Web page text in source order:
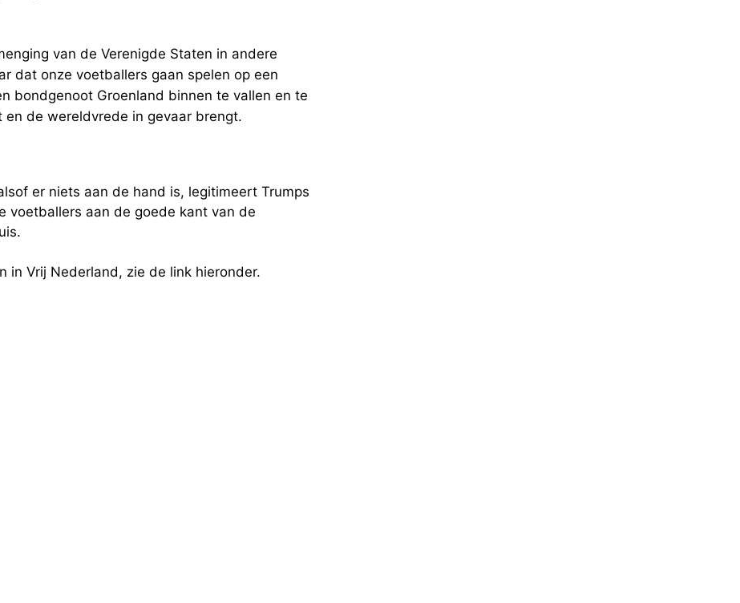
van de Verenigde Staten in andere
dat onze voetballers gaan spelen op een
bondgenoot Groenland binnen te vallen en te
de wereldvrede in gevaar brengt.
er niets aan de hand is, legitimeert Trumps
voetballers aan de goede kant van de
in Vrij Nederland, zie de link hieronder.